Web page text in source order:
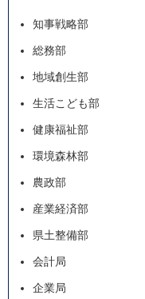
知事戦略部
総務部
地域創生部
生活こども部
健康福祉部
環境森林部
農政部
産業経済部
県土整備部
会計局
企業局